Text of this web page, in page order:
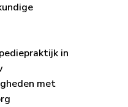
in
met